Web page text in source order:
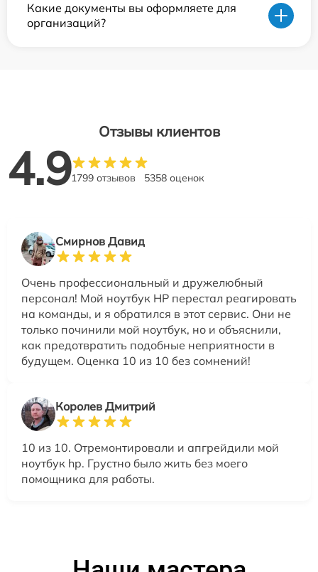
Какие документы вы оформляете для
организаций?
Отзывы клиентов
4.91799 отзывов 5358 оценок
Смирнов Давид
Очень профессиональный и дружелюбный
персонал! Мой ноутбук HP перестал реагировать
на команды, и я обратился в этот сервис. Они не
только починили мой ноутбук, но и объяснили,
как предотвратить подобные неприятности в
будущем. Оценка 10 из 10 без сомнений!
Королев Дмитрий
10 из 10. Отремонтировали и апгрейдили мой
ноутбук hp. Грустно было жить без моего
помощника для работы.